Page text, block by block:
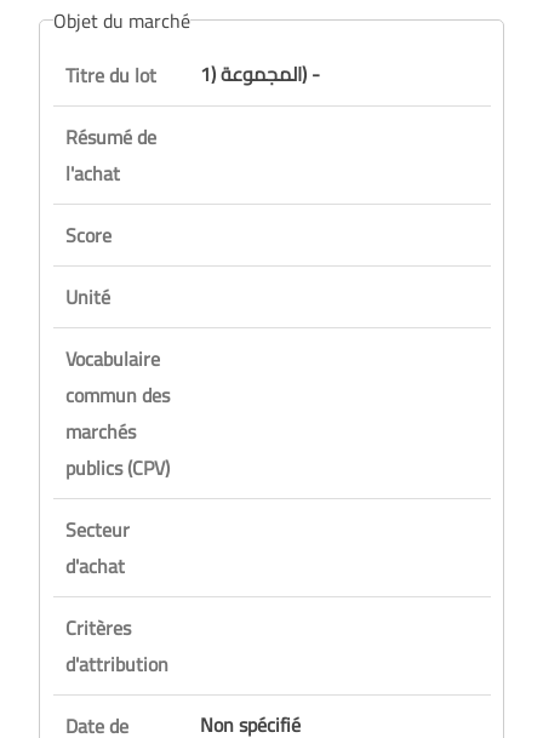
Objet du marché
Titre du lot
المجموعة (1) -
Résumé de
l'achat
Score
Unité
Vocabulaire
commun des
marchés
publics (CPV)
Secteur
d'achat
Critères
d'attribution
Date de
Non spécifié